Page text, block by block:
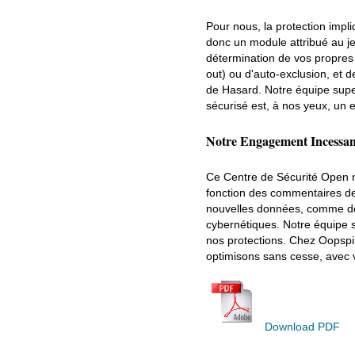
Pour nous, la protection
donc un module attribué au
détermination de vos
out) ou d'auto-exclusion, et
de Hasard. Notre équipe
sécurisé est, à nos yeux, un
Notre Engagement
Ce Centre de Sécurité Open
fonction des commentaires
nouvelles données, comme
cybernétiques. Notre équipe
nos protections. Chez
optimisons sans cesse,
Download PDF